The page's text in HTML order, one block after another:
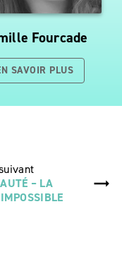
Fourcade
SAVOIR PLUS
– LA